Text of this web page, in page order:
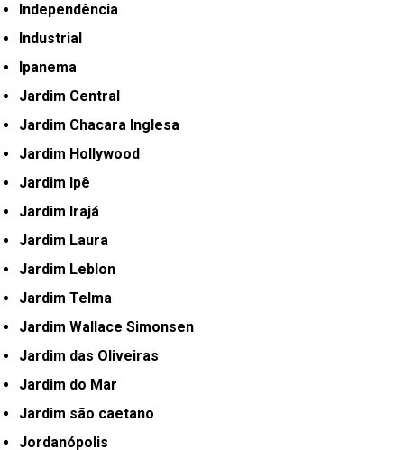
Independência
Industrial
Ipanema
Jardim Central
Jardim Chacara Inglesa
Jardim Hollywood
Jardim Ipê
Jardim Irajá
Jardim Laura
Jardim Leblon
Jardim Telma
Jardim Wallace Simonsen
Jardim das Oliveiras
Jardim do Mar
Jardim são caetano
Jordanópolis